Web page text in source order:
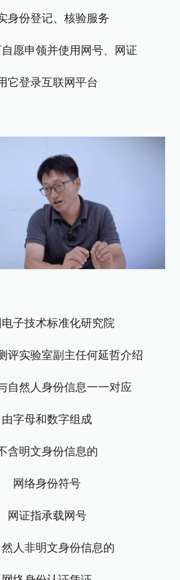
身份登记、核验服务
愿申领并使用网号、网证
它登录互联网平台
子技术标准化研究院
评实验室副主任何延哲介绍
自然人身份信息一一对应
由字母和数字组成
含明文身份信息的
网络身份符号
网证指承载网号
然人非明文身份信息的